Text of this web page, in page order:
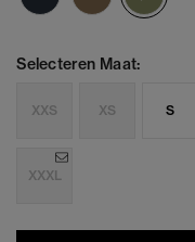
Selecteren Maat:
XXS XS S
XXXL